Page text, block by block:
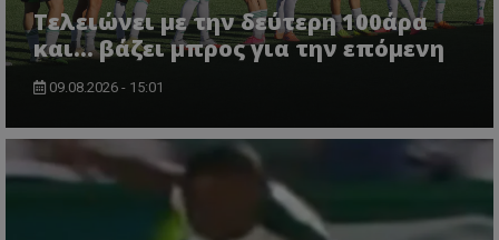
Τελειώνει με την δεύτερη 100άρα
και... βάζει μπρος για την επόμενη
09.08.2026 - 15:01